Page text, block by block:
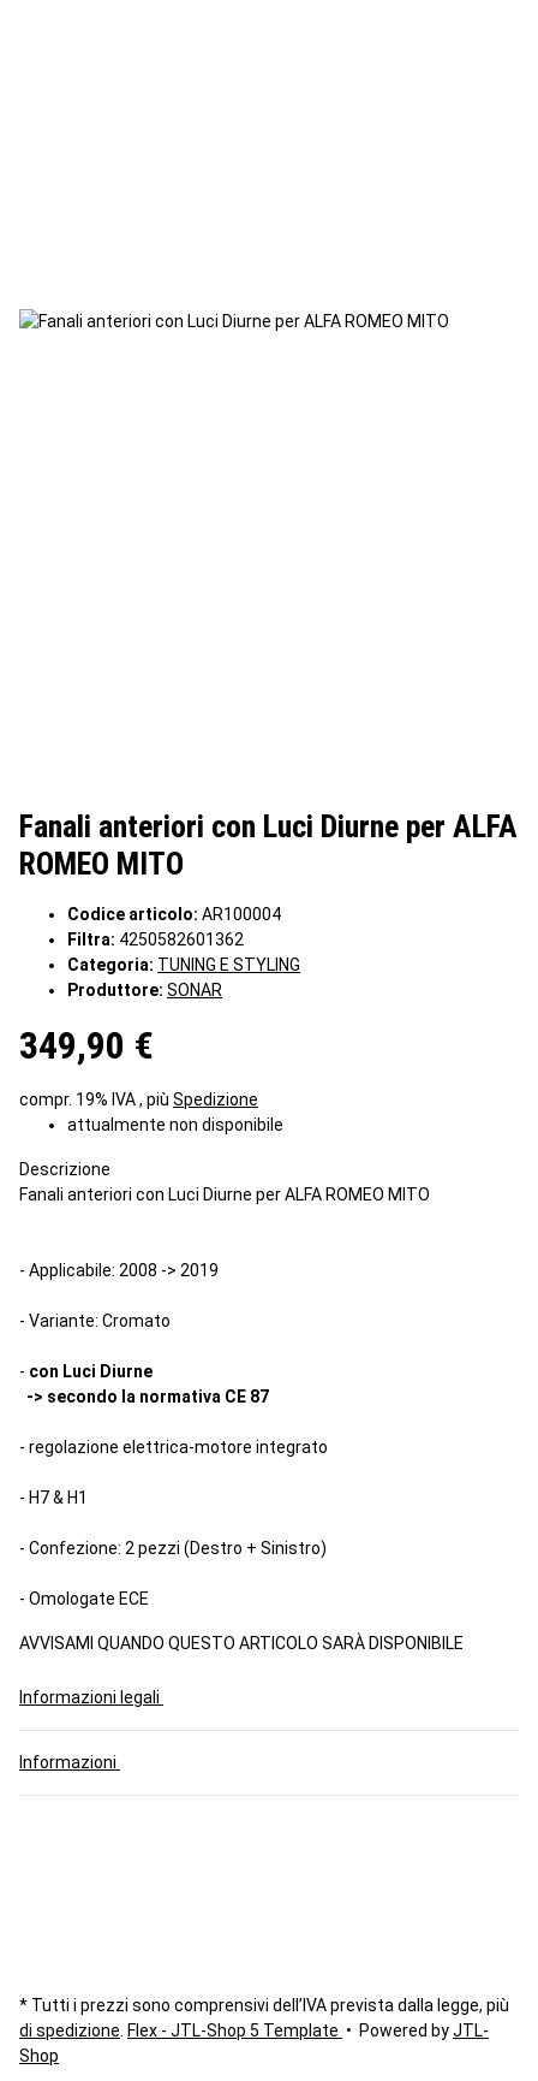
Fanali anteriori con Luci Diurne per ALFA
ROMEO MITO
Codice articolo: AR100004
Filtra: 4250582601362
Categoria: TUNING E STYLING
Produttore: SONAR
349,90 €
compr. 19% IVA , più Spedizione
attualmente non disponibile
Descrizione
Fanali anteriori con Luci Diurne per ALFA ROMEO MITO
- Applicabile: 2008 -> 2019
- Variante: Cromato
- con Luci Diurne
-> secondo la normativa CE 87
- regolazione elettrica-motore integrato
- H7 & H1
- Confezione: 2 pezzi (Destro + Sinistro)
- Omologate ECE
AVVISAMI QUANDO QUESTO ARTICOLO SARÀ DISPONIBILE
Informazioni legali
Informazioni
* Tutti i prezzi sono comprensivi dell’IVA prevista dalla legge, più
di spedizione. Flex - JTL-Shop 5 Template • Powered byJTL-
Shop